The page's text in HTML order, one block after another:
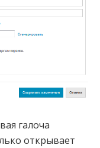
галоча
открывает